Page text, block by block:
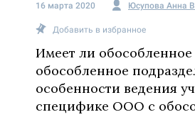
16 марта 2020 Юсупова Анна
Добавить в избранное
Имеет ли
обособленное
особенности ведения
специфике ООО с